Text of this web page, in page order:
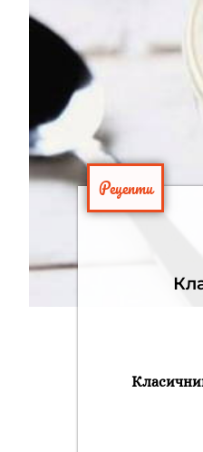
Рецепти